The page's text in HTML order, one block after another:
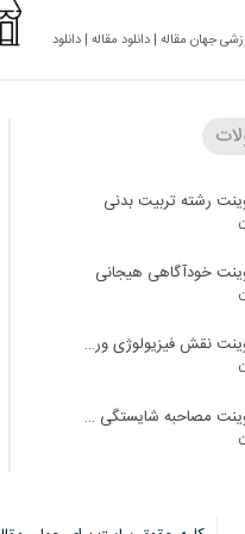
جهان مقاله | دانلود مقاله | دانلود
رشته تربیت بدنی
خودآگاهی هیجانی
دانلود پاورپوینت نقش فیزیولوژی ورزش در سالمندان
دانلود پاورپوینت مصاحبه شایستگی محور